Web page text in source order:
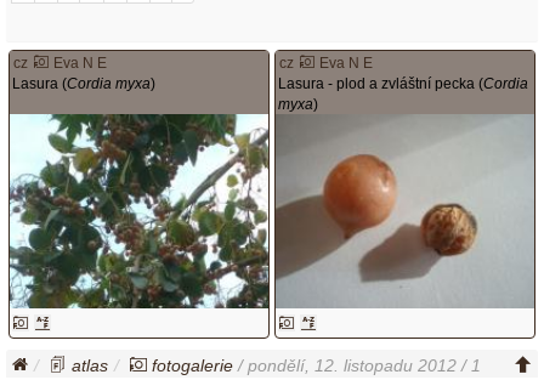
cz
Eva N E
Lasura (Cordia myxa)
cz
Eva N E
Lasura - plod a zvláštní pecka (Cordia
myxa)
atlas fotogalerie / pondělí, 12. listopadu 2012 / 1